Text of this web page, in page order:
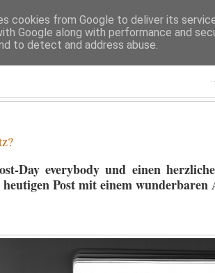
Day everybody und einen
Post mit einem
cookies from Google to deliver its
Google along with performance and
to detect and address abuse.